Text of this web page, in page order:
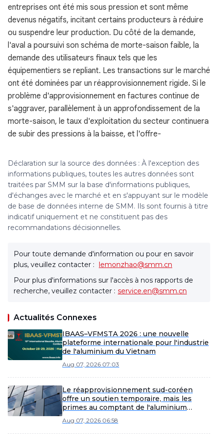
entreprises ont été mis sous pression et sont même
devenus négatifs, incitant certains producteurs à réduire
ou suspendre leur production. Du côté de la demande,
l'aval a poursuivi son schéma de morte-saison faible, la
demande des utilisateurs finaux tels que les
équipementiers se repliant. Les transactions sur le marché
ont été dominées par un réapprovisionnement rigide. Si le
problème d'approvisionnement en factures continue de
s'aggraver, parallèlement à un approfondissement de la
morte-saison, le taux d'exploitation du secteur continuera
de subir des pressions à la baisse, et l'offre-
Déclaration sur la source des données : À l'exception des
informations publiques, toutes les autres données sont
traitées par SMM sur la base d'informations publiques,
d'échanges avec le marché et en s'appuyant sur le modèle
de base de données interne de SMM. Ils sont fournis à titre
indicatif uniquement et ne constituent pas des
recommandations décisionnelles.
Pour toute demande d'information ou pour en savoir
plus, veuillez contacter : lemonzhao@smm.cn
Pour plus d'informations sur l'accès à nos rapports de
recherche, veuillez contacter : service.en@smm.cn
Actualités Connexes
IBAAS–VFMSTA 2026 : une nouvelle
plateforme internationale pour l'industrie
de l'aluminium du Vietnam
Aug 07, 2026 07:03
Le réapprovisionnement sud-coréen
offre un soutien temporaire, mais les
primes au comptant de l'aluminium
SMM]
Aug 07, 2026 06:58